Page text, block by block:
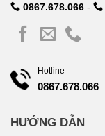
0867.678.066 -
Hotline
0867.678.066
HƯỚNG DẪN